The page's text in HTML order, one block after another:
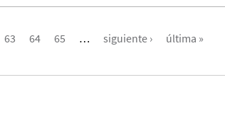
63 64 65 … siguiente › última »